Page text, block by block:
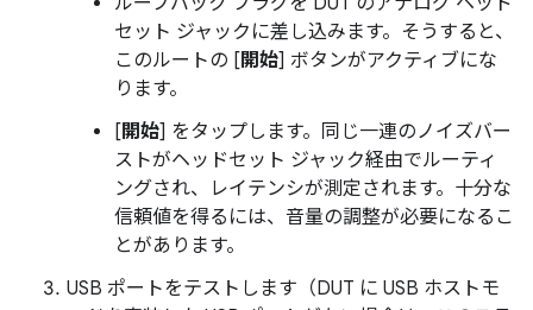
セット ジャックに差し込みます。そうすると、
このルートの [ 開始] ボタンがアクティブにな
ります。
[ 開始] をタップします。同じ一連のノイズバー
ストがヘッドセット ジャック経由でルーティ
ングされ、レイテンシが測定されます。十分な
信頼値を得るには、音量の調整が必要になるこ
とがあります。
USB ポートをテストします（DUT に USB ホストモ